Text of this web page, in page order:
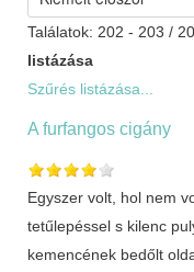
Találatok: 202 - 203 /
listázása
Szűrés listázása...
A furfangos cigány
Egyszer volt, hol nem
tetűlepéssel s kilenc
kemencének bedőlt